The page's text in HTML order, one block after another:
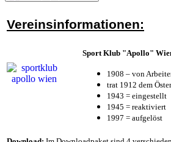
Vereinsinformationen:
Sport Klub "Apollo"
1908 – von
trat 1912 dem
1943 = eingestellt
1945 = reaktiviert
1997 = aufgelöst